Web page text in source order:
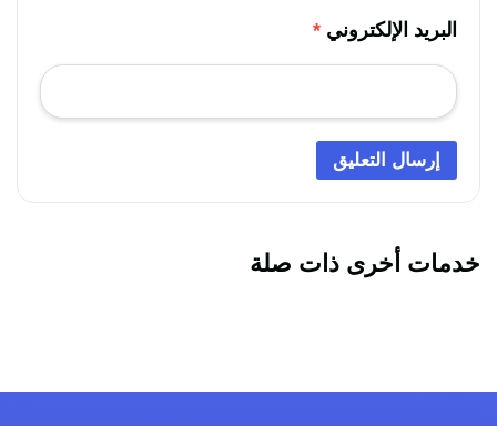
البريد الإلكتروني *
خدمات أخرى ذات صلة